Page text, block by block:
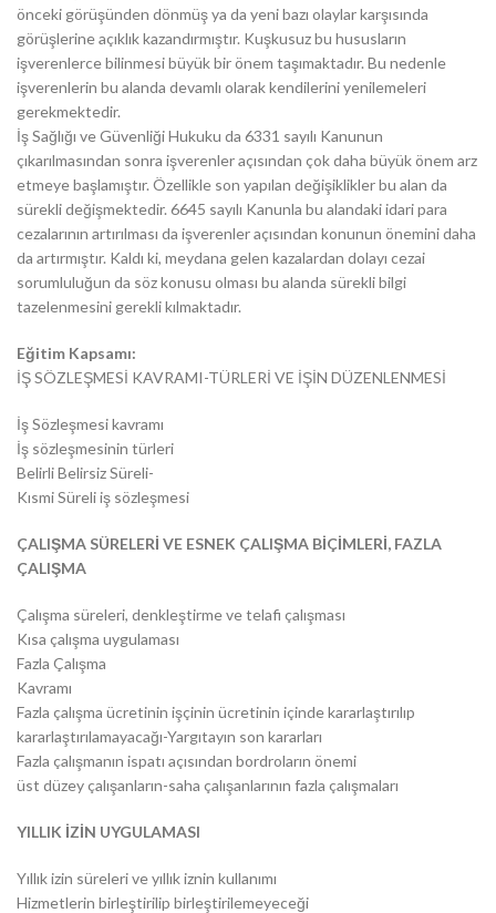
önceki görüşünden dönmüş ya da yeni bazı olaylar karşısında
görüşlerine açıklık kazandırmıştır. Kuşkusuz bu hususların
işverenlerce bilinmesi büyük bir önem taşımaktadır. Bu nedenle
işverenlerin bu alanda devamlı olarak kendilerini yenilemeleri
gerekmektedir.
İş Sağlığı ve Güvenliği Hukuku da 6331 sayılı Kanunun
çıkarılmasından sonra işverenler açısından çok daha büyük önem arz
etmeye başlamıştır. Özellikle son yapılan değişiklikler bu alan da
sürekli değişmektedir. 6645 sayılı Kanunla bu alandaki idari para
cezalarının artırılması da işverenler açısından konunun önemini daha
da artırmıştır. Kaldı ki, meydana gelen kazalardan dolayı cezai
sorumluluğun da söz konusu olması bu alanda sürekli bilgi
tazelenmesini gerekli kılmaktadır.
Eğitim Kapsamı:
İŞ SÖZLEŞMESİ KAVRAMI-TÜRLERİ VE İŞİN DÜZENLENMESİ
İş Sözleşmesi kavramı
İş sözleşmesinin türleri
Belirli Belirsiz Süreli-
Kısmi Süreli iş sözleşmesi
ÇALIŞMA SÜRELERİ VE ESNEK ÇALIŞMA BİÇİMLERİ, FAZLA
ÇALIŞMA
Çalışma süreleri, denkleştirme ve telafi çalışması
Kısa çalışma uygulaması
Fazla Çalışma
Kavramı
Fazla çalışma ücretinin işçinin ücretinin içinde kararlaştırılıp
kararlaştırılamayacağı-Yargıtayın son kararları
Fazla çalışmanın ispatı açısından bordroların önemi
üst düzey çalışanların-saha çalışanlarının fazla çalışmaları
YILLIK İZİN UYGULAMASI
Yıllık izin süreleri ve yıllık iznin kullanımı
Hizmetlerin birleştirilip birleştirilemeyeceği